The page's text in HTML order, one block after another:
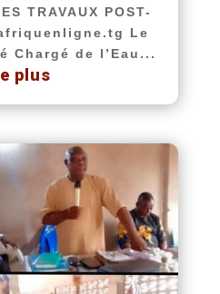
TRAVAUX POST-
afriquenligne.tg Le
Chargé de l’Eau...
plus